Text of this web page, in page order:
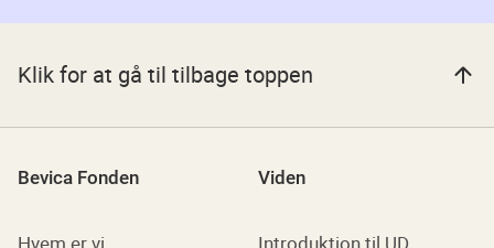
Klik for at gå til tilbage toppen
Bevica Fonden Viden